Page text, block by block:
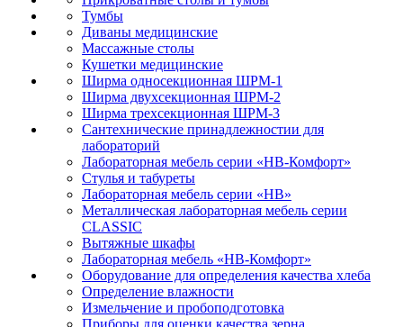
Тумбы
Диваны медицинские
Массажные столы
Кушетки медицинские
Ширма односекционная ШРМ-1
Ширма двухсекционная ШРМ-2
Ширма трехсекционная ШРМ-3
Сантехнические принадлежностии для
лабораторий
Лабораторная мебель серии «НВ-Комфорт»
Стулья и табуреты
Лабораторная мебель серии «НВ»
Металлическая лабораторная мебель серии
CLASSIC
Вытяжные шкафы
Лабораторная мебель «НВ-Комфорт»
Оборудование для определения качества хлеба
Определение влажности
Измельчение и пробоподготовка
Приборы для оценки качества зерна